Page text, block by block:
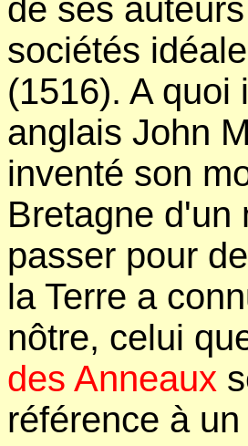
de ses
sociétés
(1516). A
anglais John
inventé son
Bretagne d'un
passer pour
la Terre a
nôtre, celui
des Anneaux
référence à